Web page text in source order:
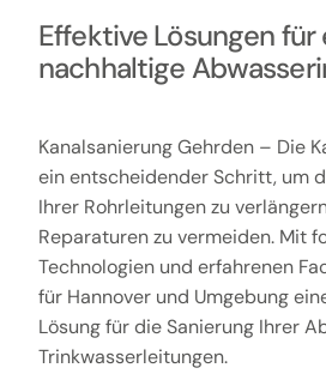
Effektive Lösungen für
nachhaltige
Kanalsanierung Gehrden – Die
ein entscheidender Schritt, um
Ihrer Rohrleitungen zu
Reparaturen zu vermeiden. Mit
Technologien und erfahrenen
für Hannover und Umgebung
Lösung für die Sanierung Ihrer
Trinkwasserleitungen.